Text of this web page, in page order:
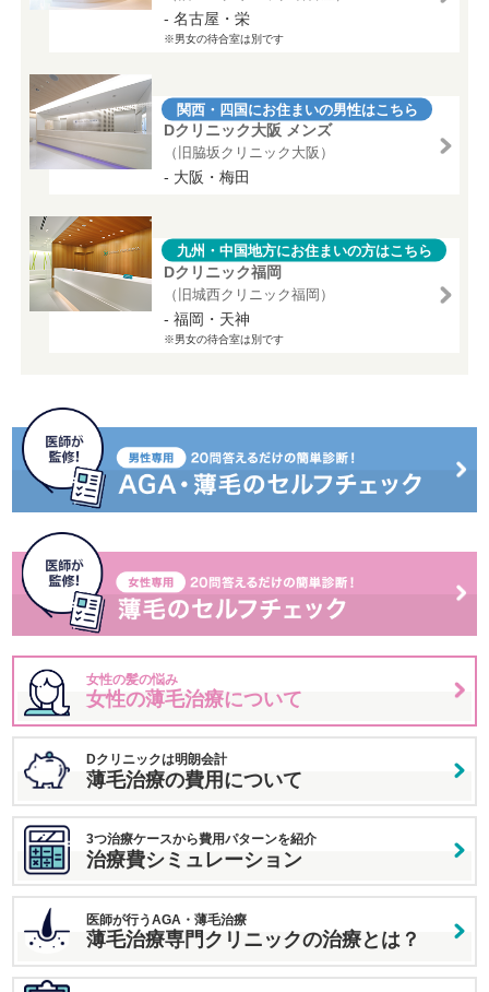
- 名古屋・栄
※男女の待合室は別です
関西・四国にお住まいの男性はこちら
Dクリニック大阪 メンズ
（旧脇坂クリニック大阪）
- 大阪・梅田
九州・中国地方にお住まいの方はこちら
Dクリニック福岡
（旧城西クリニック福岡）
- 福岡・天神
※男女の待合室は別です
女性の髪の悩み
女性の薄毛治療について
Dクリニックは明朗会計
薄毛治療の費用について
3つ治療ケースから費用パターンを紹介
治療費シミュレーション
医師が行うAGA・薄毛治療
薄毛治療専門クリニックの治療とは？